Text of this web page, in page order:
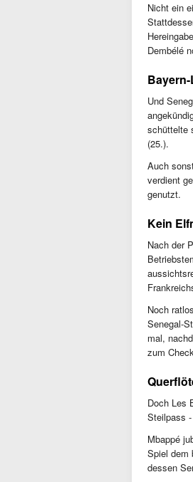
Nicht ein
Dembélé
Und
schüttelte
(25.).
Auch
verdient
genutzt.
Kein
Nach der
Noch
Senegal-
mal,
zum
Doch Les
Steilpass
Mbappé
Spiel dem
dessen